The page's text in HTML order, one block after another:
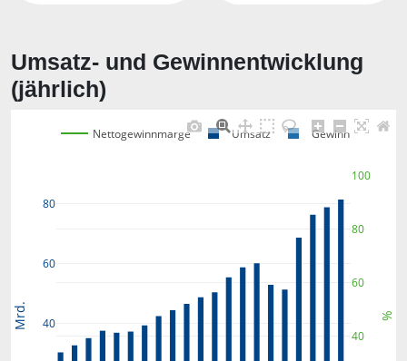
Umsatz- und Gewinnentwicklung
(jährlich)
40
60
80
40
60
80
100
Nettogewinnmarge Umsatz Gewinn
Mrd. %